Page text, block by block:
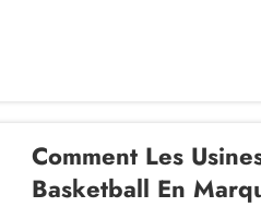
Comment Les
Basketball En